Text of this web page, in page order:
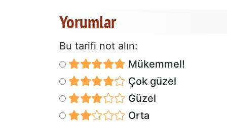
Yorumlar
Bu tarifi not alın:
Mükemmel!
Çok güzel
Güzel
Orta